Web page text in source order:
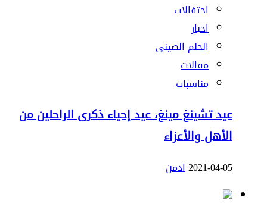
احتفالات
اخبار
الحلم الصيني
مقالات
مناسبات
عيد تشينغ مينغ، عيد إحياء ذكرى الراحلين من
الأهل والأعزاء
2021-04-05ادمن